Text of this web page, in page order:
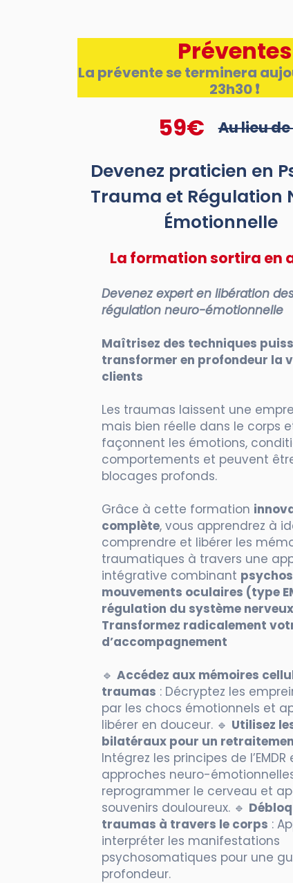
Préventes
La prévente se terminera
23h30 ❗
59€ Au lieu
Devenez praticien en
Trauma et Régulation
Émotionnelle
La formation sortira en
Devenez expert en libération
régulation neuro-émotionnelle
Maîtrisez des techniques
transformer en profondeur la
clients
Les traumas laissent une
mais bien réelle dans le corps
façonnent les émotions,
comportements et peuvent
blocages profonds.
Grâce à cette formation
complète, vous apprendrez à
comprendre et libérer les
traumatiques à travers une
intégrative combinant
mouvements oculaires (type
régulation du système nerveux
Transformez radicalement
d’accompagnement
🔹 Accédez aux mémoires
traumas : Décryptez les
par les chocs émotionnels et
libérer en douceur. 🔹 Utilisez
bilatéraux pour un
Intégrez les principes de l’EMDR
approches neuro-
reprogrammer le cerveau et
souvenirs douloureux. 🔹
traumas à travers le corps :
interpréter les manifestations
psychosomatiques pour une
profondeur.